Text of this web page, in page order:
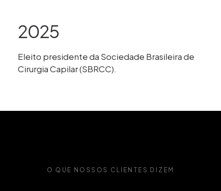
2025
Eleito presidente da Sociedade Brasileira de
Cirurgia Capilar (SBRCC).
O QUE NOSSOS CLIENTES DIZEM